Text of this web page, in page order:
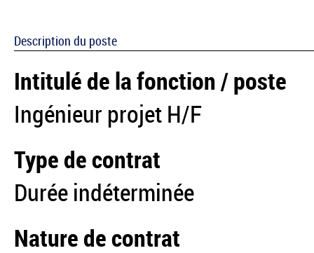
Description du poste
Intitulé de la fonction / poste
Ingénieur projet H/F
Type de contrat
Durée indéterminée
Nature de contrat